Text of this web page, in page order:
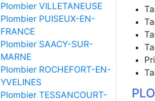
Plombier VILLETANEUSE
Plombier PUISEUX-EN-
FRANCE
Plombier SAACY-SUR-
MARNE
Plombier ROCHEFORT-EN-
YVELINES
Plombier TESSANCOURT-